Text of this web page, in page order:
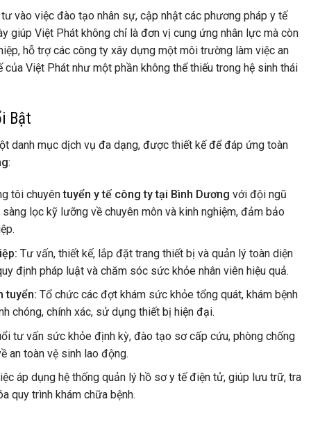
vào việc đào tạo nhân sự, cập nhật các phương pháp y tế
giúp Việt Phát không chỉ là đơn vị cung ứng nhân lực mà còn
hỗ trợ các công ty xây dựng một môi trường làm việc an
Việt Phát như một phần không thể thiếu trong hệ sinh thái
Bật
danh mục dịch vụ đa dạng, được thiết kế để đáp ứng toàn
:
tôi chuyêntuyển y tế công ty tại Bình Dương với đội ngũ
lọc kỹ lưỡng về chuyên môn và kinh nghiệm, đảm bảo
Tư vấn, thiết kế, lắp đặt trang thiết bị và quản lý toàn diện
định pháp luật và chăm sóc sức khỏe nhân viên hiệu quả.
tuyển: Tổ chức các đợt khám sức khỏe tổng quát, khám bệnh
chóng, chính xác, sử dụng thiết bị hiện đại.
tư vấn sức khỏe định kỳ, đào tạo sơ cấp cứu, phòng chống
an toàn vệ sinh lao động.
áp dụng hệ thống quản lý hồ sơ y tế điện tử, giúp lưu trữ, tra
quy trình khám chữa bệnh.